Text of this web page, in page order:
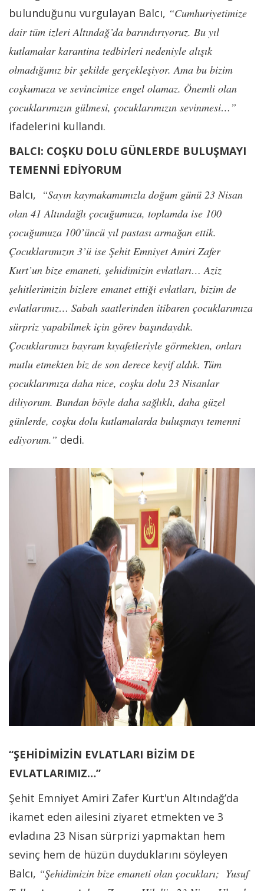
bulunduğunu vurgulayan Balcı, “Cumhuriyetimize
dair tüm izleri Altındağ’da barındırıyoruz. Bu yıl
kutlamalar karantina tedbirleri nedeniyle alışık
olmadığımız bir şekilde gerçekleşiyor. Ama bu bizim
coşkumuza ve sevincimize engel olamaz. Önemli olan
çocuklarımızın gülmesi, çocuklarımızın sevinmesi…”
ifadelerini kullandı.
BALCI: COŞKU DOLU GÜNLERDE BULUŞMAYI
TEMENNİ EDİYORUM
Balcı, “Sayın kaymakamımızla doğum günü 23 Nisan
olan 41 Altındağlı çocuğumuza, toplamda ise 100
çocuğumuza 100’üncü yıl pastası armağan ettik.
Çocuklarımızın 3’ü ise Şehit Emniyet Amiri Zafer
Kurt’un bize emaneti, şehidimizin evlatları… Aziz
şehitlerimizin bizlere emanet ettiği evlatları, bizim de
evlatlarımız… Sabah saatlerinden itibaren çocuklarımıza
sürpriz yapabilmek için görev başındaydık.
Çocuklarımızı bayram kıyafetleriyle görmekten, onları
mutlu etmekten biz de son derece keyif aldık. Tüm
çocuklarımıza daha nice, coşku dolu 23 Nisanlar
diliyorum. Bundan böyle daha sağlıklı, daha güzel
günlerde, coşku dolu kutlamalarda buluşmayı temenni
ediyorum.” dedi.
“ŞEHİDİMİZİN EVLATLARI BİZİM DE
EVLATLARIMIZ…”
Şehit Emniyet Amiri Zafer Kurt'un Altındağ’da
ikamet eden ailesini ziyaret etmekten ve 3
evladına 23 Nisan sürprizi yapmaktan hem
sevinç hem de hüzün duyduklarını söyleyen
Balcı, “Şehidimizin bize emaneti olan çocukları; Yusuf